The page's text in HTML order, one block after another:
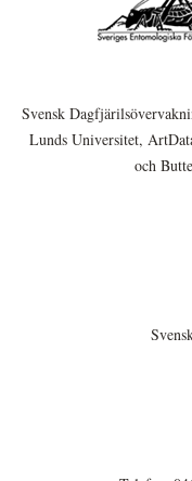
Svensk
Lunds Universitet,
och